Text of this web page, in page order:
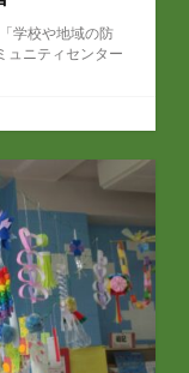
学校や地域の防
ュニティセンター